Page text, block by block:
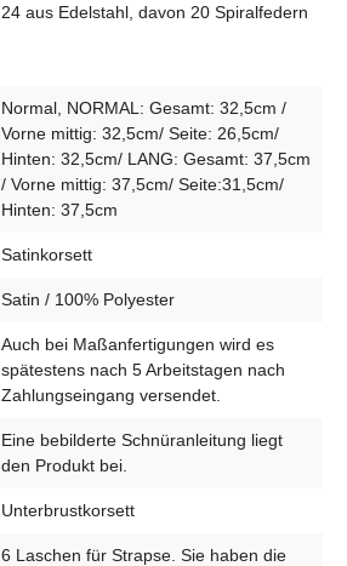
24 aus Edelstahl, davon 20 Spiralfedern
Normal, NORMAL: Gesamt: 32,5cm /
Vorne mittig: 32,5cm/ Seite: 26,5cm/
Hinten: 32,5cm/ LANG: Gesamt: 37,5cm
/ Vorne mittig: 37,5cm/ Seite:31,5cm/
Hinten: 37,5cm
Satinkorsett
Satin / 100% Polyester
Auch bei Maßanfertigungen wird es
spätestens nach 5 Arbeitstagen nach
Zahlungseingang versendet.
Eine bebilderte Schnüranleitung liegt
den Produkt bei.
Unterbrustkorsett
6 Laschen für Strapse. Sie haben die